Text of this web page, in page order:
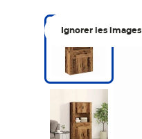
Ignorer les images